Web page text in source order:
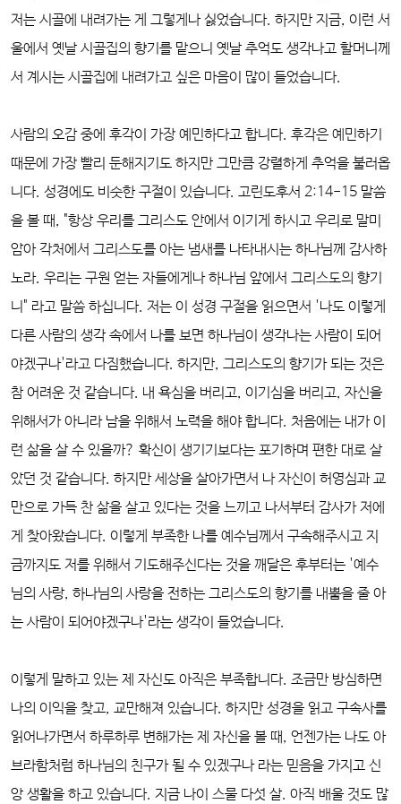
저는 시골에 내려가는 게 그렇게나 싫었습니다. 하지만 지금, 이런 서
울에서 옛날 시골집의 향기를 맡으니 옛날 추억도 생각나고 할머니께
서 계시는 시골집에 내려가고 싶은 마음이 많이 들었습니다.
사람의 오감 중에 후각이 가장 예민하다고 합니다. 후각은 예민하기
때문에 가장 빨리 둔해지기도 하지만 그만큼 강렬하게 추억을 불러옵
니다. 성경에도 비슷한 구절이 있습니다. 고린도후서 2:14-15 말씀
을 볼 때, "항상 우리를 그리스도 안에서 이기게 하시고 우리로 말미
암아 각처에서 그리스도를 아는 냄새를 나타내시는 하나님께 감사하
노라. 우리는 구원 얻는 자들에게나 하나님 앞에서 그리스도의 향기
니" 라고 말씀 하십니다. 저는 이 성경 구절을 읽으면서 '나도 이렇게
다른 사람의 생각 속에서 나를 보면 하나님이 생각나는 사람이 되어
야겠구나'라고 다짐했습니다. 하지만, 그리스도의 향기가 되는 것은
참 어려운 것 같습니다. 내 욕심을 버리고, 이기심을 버리고, 자신을
위해서가 아니라 남을 위해서 노력을 해야 합니다. 처음에는 내가 이
런 삶을 살 수 있을까? 확신이 생기기보다는 포기하며 편한 대로 살
았던 것 같습니다. 하지만 세상을 살아가면서 나 자신이 허영심과 교
만으로 가득 찬 삶을 살고 있다는 것을 느끼고 나서부터 감사가 저에
게 찾아왔습니다. 이렇게 부족한 나를 예수님께서 구속해주시고 지
금까지도 저를 위해서 기도해주신다는 것을 깨달은 후부터는 '예수
님의 사랑, 하나님의 사랑을 전하는 그리스도의 향기를 내뿜을 줄 아
는 사람이 되어야겠구나'라는 생각이 들었습니다.
이렇게 말하고 있는 제 자신도 아직은 부족합니다. 조금만 방심하면
나의 이익을 찾고, 교만해져 있습니다. 하지만 성경을 읽고 구속사를
읽어나가면서 하루하루 변해가는 제 자신을 볼 때, 언젠가는 나도 아
브라함처럼 하나님의 친구가 될 수 있겠구나 라는 믿음을 가지고 신
앙 생활을 하고 있습니다. 지금 나이 스물 다섯 살. 아직 배울 것도 많